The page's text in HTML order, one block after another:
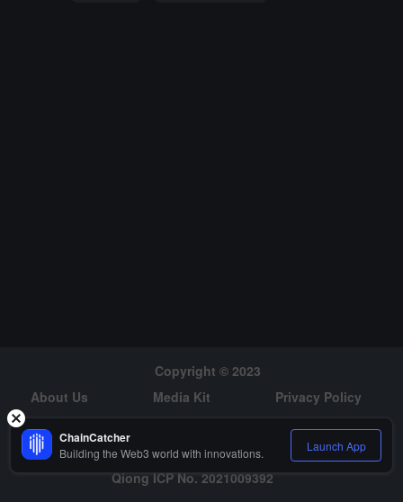
Copyright © 2023
About Us
Media Kit
Privacy Policy
Risk Warning
Hiring
Qiong ICP No. 2021009392
ChainCatcher
Building the Web3 world with innovations. Launch App